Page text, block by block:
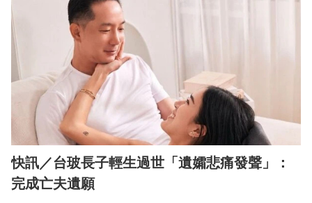
快訊／台玻長子輕生過世「遺孀悲痛發聲」：
完成亡夫遺願